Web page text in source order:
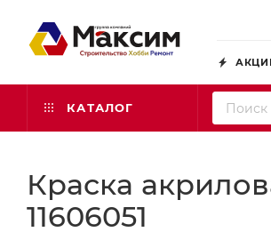
КАТАЛОГ
Краска
11606051